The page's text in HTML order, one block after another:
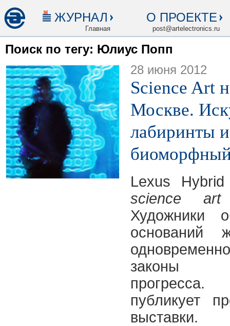
ЖУРНАЛ
Главная
О ПРОЕКТЕ
post@artelectronics.ru
Поиск по тегу: Юлиус Попп
28 июня 2012
Science Art
Москве.
лабиринты
Lexus
science art
Художники
оснований
законы
публикует
выставки.